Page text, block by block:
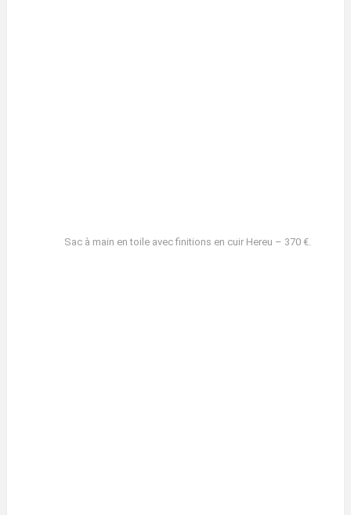
Sac à main en toile avec finitions en cuir Hereu – 370 €.